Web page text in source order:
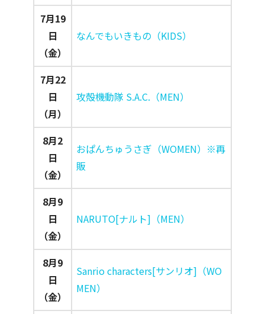
7月19
日
（金）
なんでもいきもの（KIDS）
7月22
日
（月）
攻殻機動隊 S.A.C.（MEN）
8月2
日
（金）
おぱんちゅうさぎ（WOMEN）※再
販
8月9
日
（金）
NARUTO[ナルト]（MEN）
8月9
日
（金）
Sanrio characters[サンリオ]（WO
MEN）